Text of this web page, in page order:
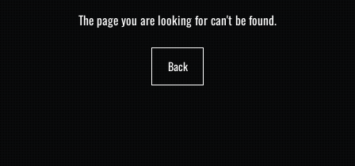
The page you are looking for can't be found.
Back